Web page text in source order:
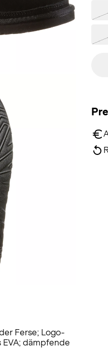
Ferse; Logo-
dämpfende